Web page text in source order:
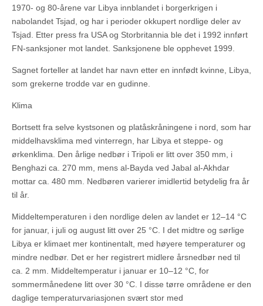
1970- og 80-årene var Libya innblandet i borgerkrigen i
nabolandet Tsjad, og har i perioder okkupert nordlige deler av
Tsjad. Etter press fra USA og Storbritannia ble det i 1992 innført
FN-sanksjoner mot landet. Sanksjonene ble opphevet 1999.
Sagnet forteller at landet har navn etter en innfødt kvinne, Libya,
som grekerne trodde var en gudinne.
Klima
Bortsett fra selve kystsonen og platåskråningene i nord, som har
middelhavsklima med vinterregn, har Libya et steppe- og
ørkenklima. Den årlige nedbør i Tripoli er litt over 350 mm, i
Benghazi ca. 270 mm, mens al-Bayda ved Jabal al-Akhdar
mottar ca. 480 mm. Nedbøren varierer imidlertid betydelig fra år
til år.
Middeltemperaturen i den nordlige delen av landet er 12–14 °C
for januar, i juli og august litt over 25 °C. I det midtre og sørlige
Libya er klimaet mer kontinentalt, med høyere temperaturer og
mindre nedbør. Det er her registrert midlere årsnedbør ned til
ca. 2 mm. Middeltemperatur i januar er 10–12 °C, for
sommermånedene litt over 30 °C. I disse tørre områdene er den
daglige temperaturvariasjonen svært stor med